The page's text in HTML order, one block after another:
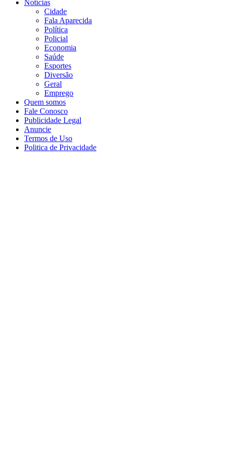
Notícias
Cidade
Fala Aparecida
Política
Policial
Economia
Saúde
Esportes
Diversão
Geral
Emprego
Quem somos
Fale Conosco
Publicidade Legal
Anuncie
Termos de Uso
Politica de Privacidade